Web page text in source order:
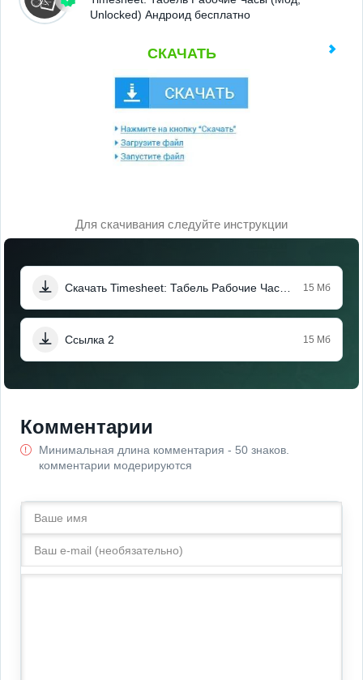
Unlocked) Андроид бесплатно
СКАЧАТЬ
Для скачивания следуйте инструкции
15 Мб
Ссылка 2 15 Мб
Комментарии
Минимальная длина комментария - 50 знаков.
комментарии модерируются